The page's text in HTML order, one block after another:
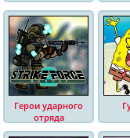
Герои ударного
отряда